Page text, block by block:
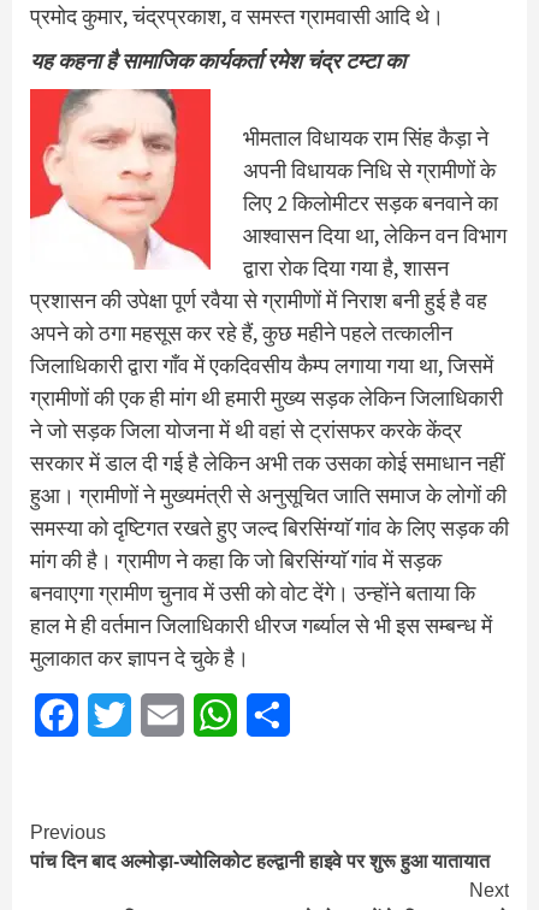
प्रमोद कुमार, चंद्रप्रकाश, व समस्त ग्रामवासी आदि थे।
यह कहना है सामाजिक कार्यकर्ता रमेश चंद्र टम्टा का
भीमताल विधायक राम सिंह कैड़ा ने
अपनी विधायक निधि से ग्रामीणों के
लिए 2 किलोमीटर सड़क बनवाने का
आश्वासन दिया था, लेकिन वन विभाग
द्वारा रोक दिया गया है, शासन
प्रशासन की उपेक्षा पूर्ण रवैया से ग्रामीणों में निराश बनी हुई है वह
अपने को ठगा महसूस कर रहे हैं, कुछ महीने पहले तत्कालीन
जिलाधिकारी द्वारा गाँव में एकदिवसीय कैम्प लगाया गया था, जिसमें
ग्रामीणों की एक ही मांग थी हमारी मुख्य सड़क लेकिन जिलाधिकारी
ने जो सड़क जिला योजना में थी वहां से ट्रांसफर करके केंद्र
सरकार में डाल दी गई है लेकिन अभी तक उसका कोई समाधान नहीं
हुआ। ग्रामीणों ने मुख्यमंत्री से अनुसूचित जाति समाज के लोगों की
समस्या को दृष्टिगत रखते हुए जल्द बिरसिंग्याॅ गांव के लिए सड़क की
मांग की है। ग्रामीण ने कहा कि जो बिरसिंग्याॅ गांव में सड़क
बनवाएगा ग्रामीण चुनाव में उसी को वोट देंगे। उन्होंने बताया कि
हाल मे ही वर्तमान जिलाधिकारी धीरज गर्ब्याल से भी इस सम्बन्ध में
मुलाकात कर ज्ञापन दे चुके है।
FacebookTwitter Email WhatsApp
Continue
Reading
Previous
पांच दिन बाद अल्मोड़ा-ज्योलिकोट हल्द्वानी हाइवे पर शुरू हुआ यातायात
Next